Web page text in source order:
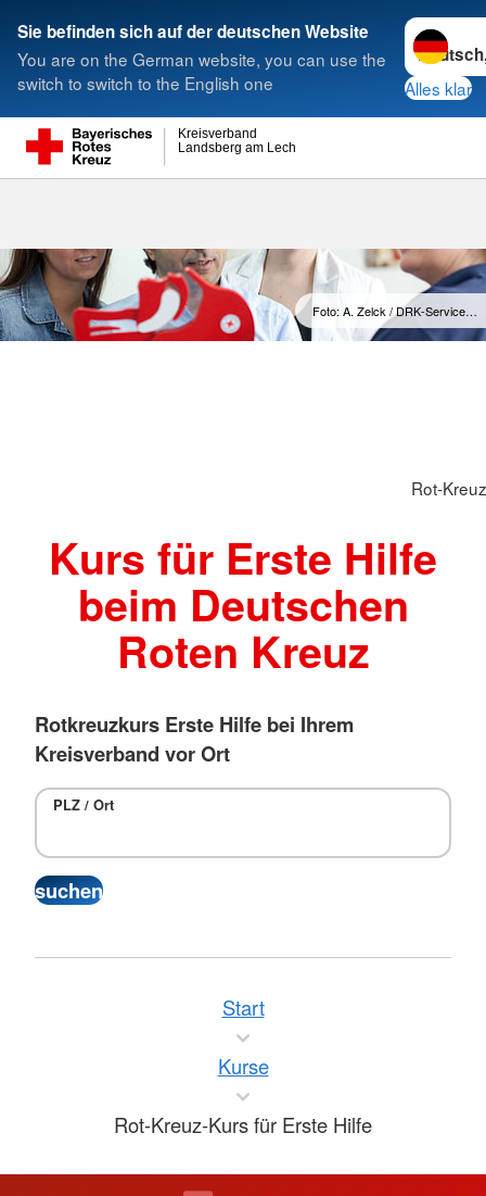
Sie befinden sich auf der deutschen Website
You are on the German website, you can use the
switch to switch to the English one
Sprache
Alles klar
Landsberg am Lech
Kreisverband
Suche
Foto: A. Zelck / DRK-Service…
Rot-
Kurs für Erste Hilfe
beim Deutschen
Roten Kreuz
Rotkreuzkurs Erste Hilfe bei Ihrem
Kreisverband vor Ort
PLZ / Ort
Start
Kurse
Rot-Kreuz-Kurs für Erste Hilfe